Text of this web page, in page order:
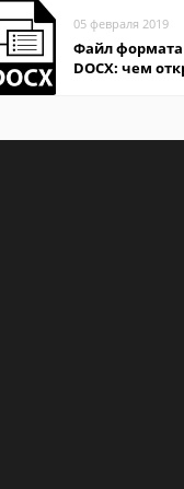
05 февраля 2019
Файл формата
DOCX: чем